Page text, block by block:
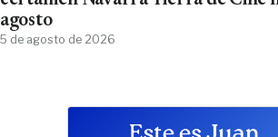
agosto
5 de agosto de 2026